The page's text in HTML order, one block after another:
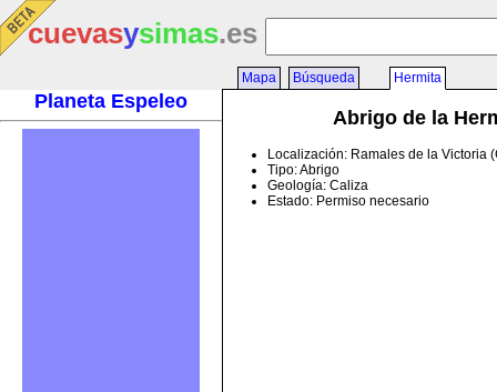
cuevasysimas.es
Planeta Espeleo
Mapa Búsqueda Hermita
Abrigo de la
Localización: Ramales de la Victoria
Tipo: Abrigo
Geología: Caliza
Estado: Permiso necesario